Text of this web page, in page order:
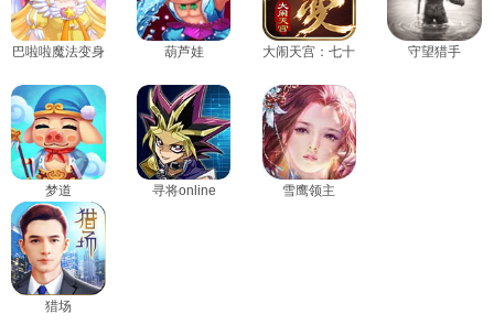
巴啦啦魔法变身
葫芦娃
大闹天宫：七十
守望猎手
梦道 寻将online 雪鹰领主
猎场